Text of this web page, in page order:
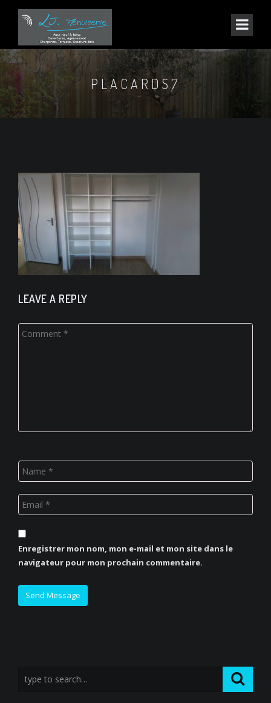
PLACARDS7
LEAVE A REPLY
Enregistrer mon nom, mon e-mail et mon site dans le
navigateur pour mon prochain commentaire.